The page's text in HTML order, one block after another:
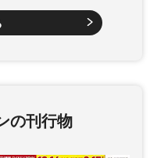
の刊行物